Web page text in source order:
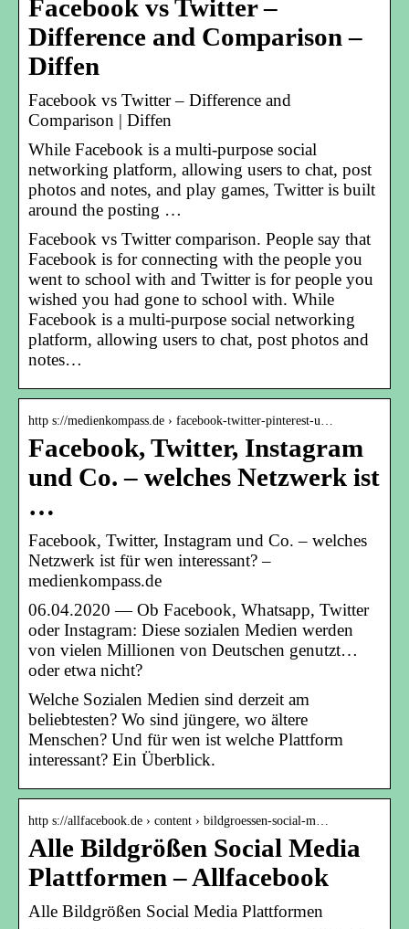
Facebook vs Twitter –
Difference and Comparison –
Diffen
Facebook vs Twitter – Difference and
Comparison | Diffen
While Facebook is a multi-purpose social
networking platform, allowing users to chat, post
photos and notes, and play games, Twitter is built
around the posting …
Facebook vs Twitter comparison. People say that
Facebook is for connecting with the people you
went to school with and Twitter is for people you
wished you had gone to school with. While
Facebook is a multi-purpose social networking
platform, allowing users to chat, post photos and
notes…
http s://medienkompass.de › facebook-twitter-pinterest-u…
Facebook, Twitter, Instagram
und Co. – welches Netzwerk ist
…
Facebook, Twitter, Instagram und Co. – welches
Netzwerk ist für wen interessant? –
medienkompass.de
06.04.2020 — Ob Facebook, Whatsapp, Twitter
oder Instagram: Diese sozialen Medien werden
von vielen Millionen von Deutschen genutzt…
oder etwa nicht?
Welche Sozialen Medien sind derzeit am
beliebtesten? Wo sind jüngere, wo ältere
Menschen? Und für wen ist welche Plattform
interessant? Ein Überblick.
http s://allfacebook.de › content › bildgroessen-social-m…
Alle Bildgrößen Social Media
Plattformen – Allfacebook
Alle Bildgrößen Social Media Plattformen